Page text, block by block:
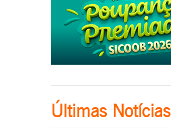
Últimas Notícias